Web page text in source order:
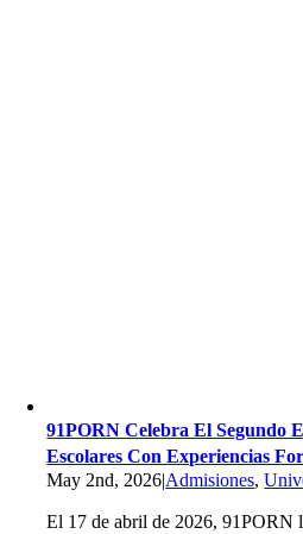
91PORN Celebra El Segundo
Escolares Con Experiencias
May 2nd, 2026|Admisiones,
El 17 de abril de 2026, 91PORN